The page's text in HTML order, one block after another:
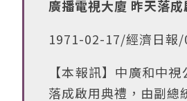
廣播電視大廈 昨天落成
1971-02-17/經濟日報
【本報訊】中廣和中
落成啟用典禮，由副總